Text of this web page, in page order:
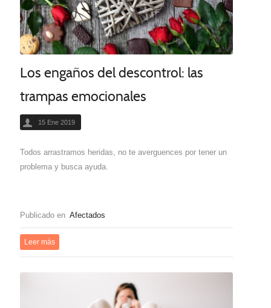
Los engaños del descontrol: las
trampas emocionales
15 Ene 2019
Todos arrastramos heridas, no te averguences por tener un
problema y busca ayuda.
Publicado en Afectados
Leer más